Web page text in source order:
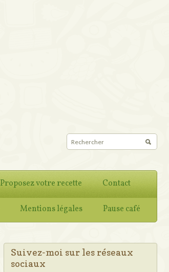
Proposez votre recette Contact
Mentions légales Pause café
Suivez-moi sur les réseaux
sociaux